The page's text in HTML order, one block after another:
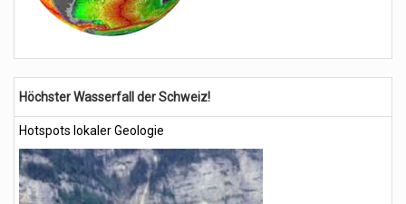
Höchster Wasserfall der Schweiz!
Hotspots lokaler Geologie